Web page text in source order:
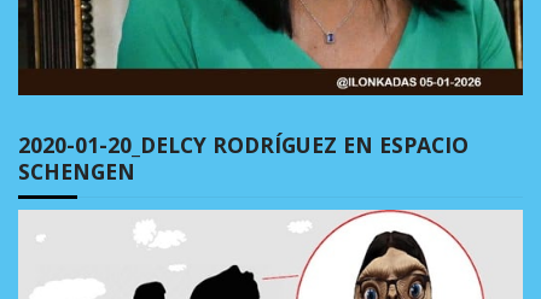
2020-01-20_DELCY RODRÍGUEZ EN ESPACIO
SCHENGEN